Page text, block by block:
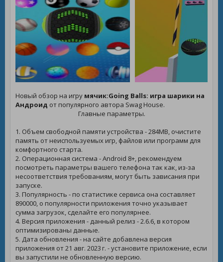
Новый обзор на игру мячик:Going Balls: игра шарики на
Андроид от популярного автора Swag House.
Главные параметры.
1. Объем свободной памяти устройства - 284MB, очистите
память от неиспользуемых игр, файлов или программ для
комфортного старта.
2. Операционная система - Android 8+, рекомендуем
посмотреть параметры вашего телефона так как, из-за
несоответствия требованиям, могут быть зависания при
запуске.
3. Популярность - по статистике сервиса она составляет
890000, о популярности приложения точно указывает
сумма загрузок, сделайте его популярнее.
4. Версия приложения - данный релиз - 2.6.6, в котором
оптимизированы данные.
5. Дата обновления - на сайте добавлена версия
приложения от 21 авг. 2023 г. - установите приложение, если
вы запустили не обновленную версию.